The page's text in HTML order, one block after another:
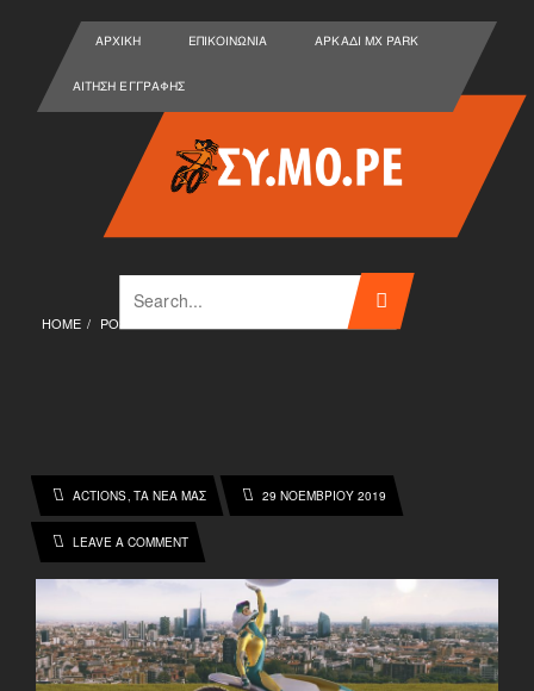
ΑΡΧΙΚΉ ΕΠΙΚΟΙΝΩΝΊΑ ΑΡΚΑΔΙ MX PARK
ΑΊΤΗΣΗ ΕΓΓΡΑΦΉΣ
HOME POSTS TAGGED "RHO FIERRA"
ACTIONS,ΤΑ ΝΕΑ ΜΑΣ 29 ΝΟΕΜΒΡΊΟΥ 2019
LEAVE A COMMENT